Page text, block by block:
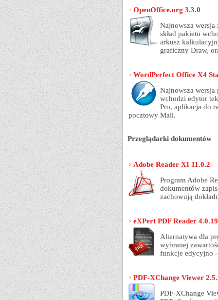
OpenOffice.org 3.3.0
Najnowsza wersja
skład pakietu
arkusz
graficzny Draw,
WordPerfect Office X4
Najnowsza
wchodzi edytor
Pro, aplikacja do
pocztowy Mail.
Przeglądarki dokumentów
Adobe Reader XI 11.0.2
Program Adobe
dokumentów
zachowują
eXPert PDF Reader
Alternatywa dla
wybranej
funkcje edycyjno
PDF-XChange Viewer
PDF-XChange